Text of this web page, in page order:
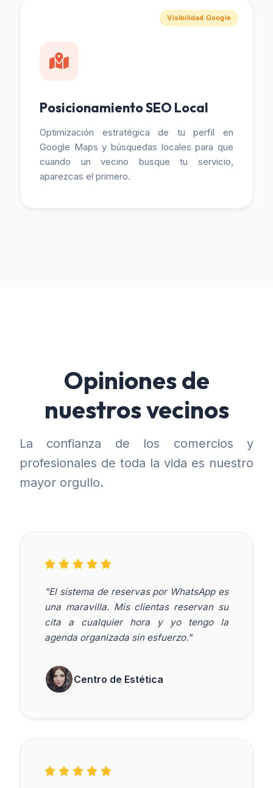
Visibilidad Google
Posicionamiento SEO Local
Optimización estratégica de tu perfil en
Google Maps y búsquedas locales para que
cuando un vecino busque tu servicio,
aparezcas el primero.
Opiniones de
nuestros vecinos
La confianza de los comercios y
profesionales de toda la vida es nuestro
mayor orgullo.
"El sistema de reservas por WhatsApp es
una maravilla. Mis clientas reservan su
cita a cualquier hora y yo tengo la
agenda organizada sin esfuerzo."
Centro de Estética